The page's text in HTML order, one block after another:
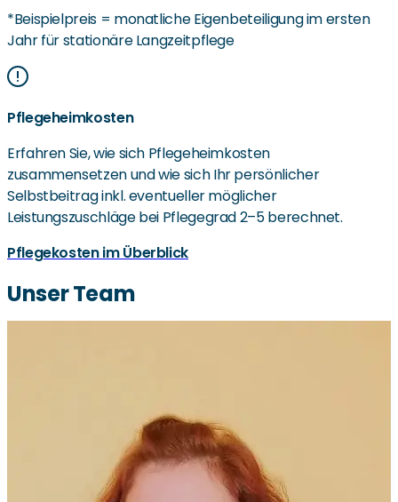
*Beispielpreis = monatliche Eigenbeteiligung im ersten
Jahr für stationäre Langzeitpflege
Pflegeheimkosten
Erfahren Sie, wie sich Pflegeheimkosten
zusammensetzen und wie sich Ihr persönlicher
Selbstbeitrag inkl. eventueller möglicher
Leistungszuschläge bei Pflegegrad 2–5 berechnet.
Pflegekosten im Überblick
Unser Team